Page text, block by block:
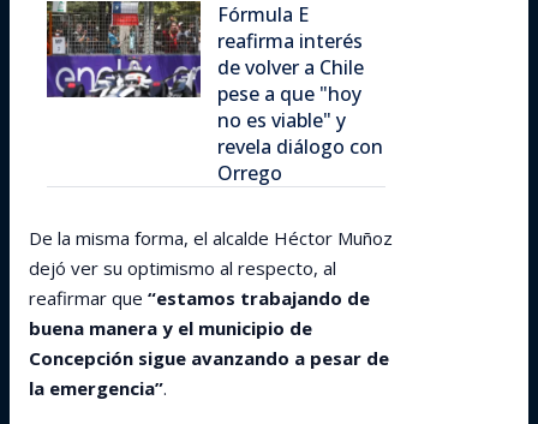
Fórmula E
reafirma interés
de volver a Chile
pese a que "hoy
no es viable" y
revela diálogo con
Orrego
De la misma forma, el alcalde Héctor Muñoz
dejó ver su optimismo al respecto, al
reafirmar que “estamos trabajando de
buena manera y el municipio de
Concepción sigue avanzando a pesar de
la emergencia”.